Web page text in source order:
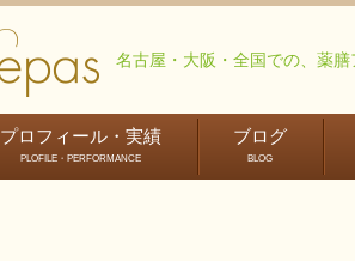
名古屋・大阪・全国での、薬
プロフィール・実績
PLOFILE・PERFORMANCE
ブログ
BLOG